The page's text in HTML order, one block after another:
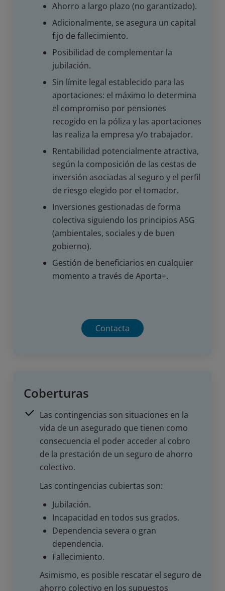
Ahorro a largo plazo (no garantizado).
Adicionalmente, se asegura un capital
fijo de fallecimiento.
Posibilidad de complementar la
jubilación.
Sin límite legal establecido para las
aportaciones: el máximo lo determina
el compromiso por pensiones
recogido en la póliza y las aportaciones
las realiza la empresa y/o trabajador.
Rentabilidad potencialmente atractiva,
según la composición de las cestas de
inversión asociadas al seguro y el perfil
de riesgo elegido por el tomador.
Inversiones gestionadas de forma
colectiva siguiendo los principios ASG
(ambientales, sociales y de buen
gobierno).
Gestión de beneficiarios en cualquier
momento a través de Aporta+.
Contacta
Coberturas
Las contingencias son situaciones en la
vida de un asegurado que tienen como
consecuencia el poder acceder al cobro
de la prestación de un seguro de ahorro
colectivo.
Las contingencias cubiertas son:
Jubilación.
Incapacidad en todos sus grados.
Dependencia severa o gran
dependencia.
Fallecimiento.
Asimismo, es posible rescatar el seguro de
ahorro colectivo en los supuestos